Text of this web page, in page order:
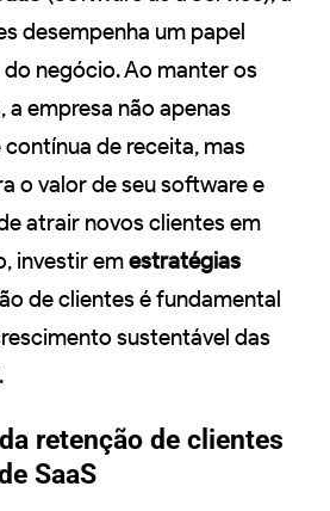
desempenha um papel
negócio. Ao manter os
empresa não apenas
de receita, mas
o valor de seu software e
atrair novos clientes em
investir emestratégias
de clientes é fundamental
sustentável das
.
retenção de clientes
SaaS